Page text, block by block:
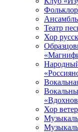
Театр
Хор
Хор